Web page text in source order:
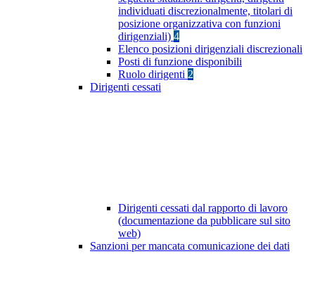
individuati discrezionalmente, titolari di
posizione organizzativa con funzioni
dirigenziali) 4
Elenco posizioni dirigenziali discrezionali
Posti di funzione disponibili
Ruolo dirigenti 2
Dirigenti cessati
Dirigenti cessati dal rapporto di lavoro
(documentazione da pubblicare sul sito
web)
Sanzioni per mancata comunicazione dei dati